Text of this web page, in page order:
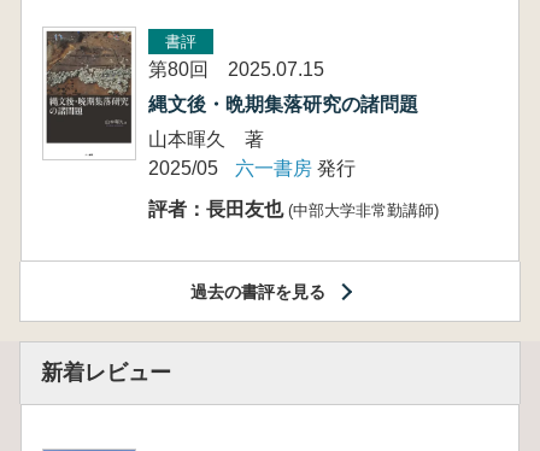
書評
第80回 2025.07.15
縄文後・晩期集落研究の諸問題
山本暉久 著
2025/05
六一書房 発行
評者：長田友也 (中部大学非常勤講師)
過去の書評を見る
新着レビュー